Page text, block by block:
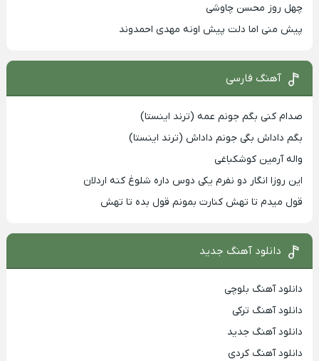
چهل روز محسن چاوشی
پیش منی اما دلت پیش اونه مهدی احمدوند
آهنگ فارسی
صدام کنی بگم جونم عمه (ترند اینستا)
بگم داداش بگی جونم داداش (ترند اینستا)
واله آرمین کوشکباغی
این روزا انگار دو نفرم یکی دوس داره شلوغ کنه اردلان
قول میدم تا تهش کنارت بمونم قول بده تا تهش
دانلود آهنگ جدید
دانلود آهنگ بلوچی
دانلود آهنگ ترکی
دانلود آهنگ جدید
دانلود آهنگ کردی